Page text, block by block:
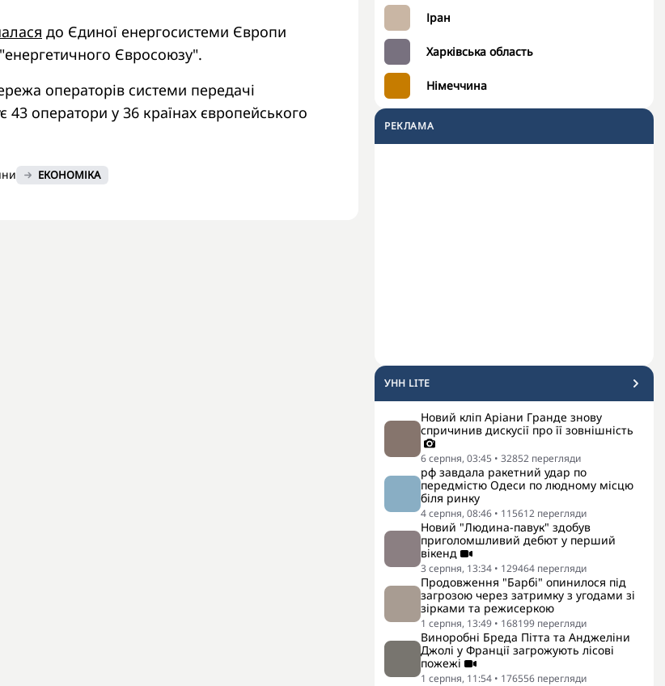
Іран
Харківська область
Німеччина
РЕКЛАМА
УНН LITE
Новий кліп Аріани Гранде знову
спричинив дискусії про її зовнішність
6 серпня, 03:45 • 32852 перегляди
рф завдала ракетний удар по
передмістю Одеси по людному місцю
біля ринку
4 серпня, 08:46 • 115612 перегляди
Новий "Людина-павук" здобув
приголомшливий дебют у перший
вікенд
3 серпня, 13:34 • 129464 перегляди
Продовження "Барбі" опинилося під
загрозою через затримку з угодами зі
зірками та режисеркою
1 серпня, 13:49 • 168199 перегляди
Виноробні Бреда Пітта та Анджеліни
Джолі у Франції загрожують лісові
пожежі
1 серпня, 11:54 • 176556 перегляди
до Єдиної енергосистеми Європи
Євросоюзу".
операторів системи передачі
43 оператори у 36 країнах європейського
ЕКОНОМІКА